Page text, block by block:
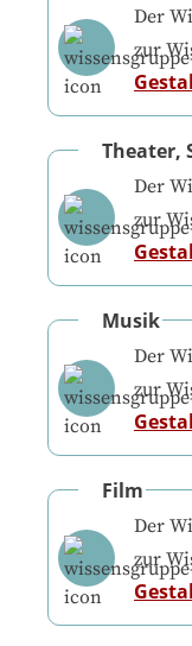
Der
zur
Theater,
Der
zur
Musik
Der
zur
Film
Der
zur